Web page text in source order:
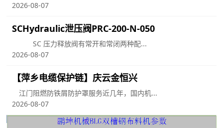
2026-08-07
SCHydraulic泄压阀PRC-200-N-050
SC 压力释放阀有常开和常闭两种配...
2026-08-07
【萍乡电缆保护链】庆云金恒兴
江门阻燃防铁屑防护罩服务近几年，国内机...
2026-08-07